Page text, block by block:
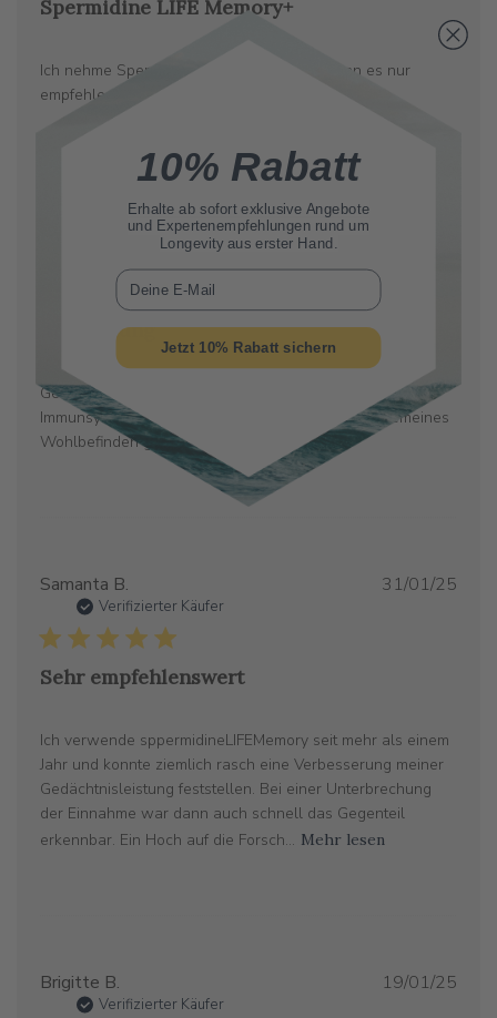
Spermidine LIFE Memory+
Ich nehme Spermidine schon länger und kann es nur
empfehlen, ich fühle mich wirklich wohler
Auswirkung
Gesamt gesehen hat es sich bewährt - agiler -
Immunsystem gestärkt - Hautbild verbessert - allgemeines
Wohlbefinden gestiegen
Samanta B.
Verifizierter Käufer
Sehr empfehlenswert
Ich verwende sppermidineLIFEMemory seit mehr als einem
Jahr und konnte ziemlich rasch eine Verbesserung meiner
Gedächtnisleistung feststellen. Bei einer Unterbrechung
der Einnahme war dann auch schnell das Gegenteil
erkennbar. Ein Hoch auf die Forsch... Mehr lesen
31/01/25
Brigitte B.
Verifizierter Käufer
19/01/25
10% Rabatt
Erhalte ab sofortexklusive Angebote
und Expertenempfehlungen rund um
Longevity aus erster Hand.
E-Mail
Jetzt 10% Rabatt sichern